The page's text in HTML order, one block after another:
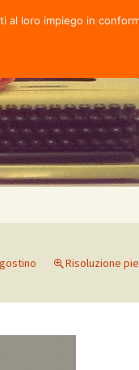
Risoluzione
loro impiego in